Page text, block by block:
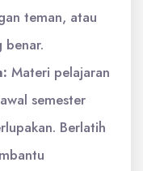
teman, atau
benar.
Materi pelajaran
semester
Berlatih